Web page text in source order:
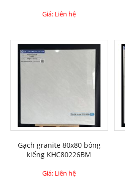
Giá: Liên hệ
Gạch granite 80x80 bóng
kiếng KHC80226BM
Giá: Liên hệ